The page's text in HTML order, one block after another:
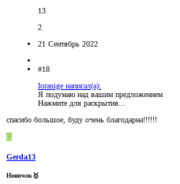
13
2
21 Сентябрь 2022
#18
Ioranige написал(а):
Я подумаю над вашим предложением
Нажмите для раскрытия...
спасибо большое, буду очень благодарна!!!!!!
G
Gerda13
Новичок🥇